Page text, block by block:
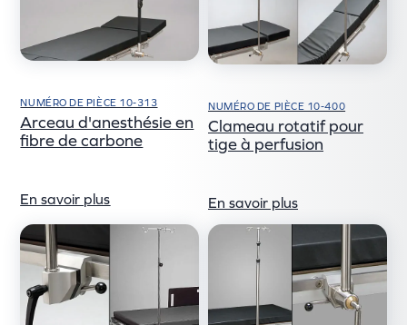
NUMÉRO DE PIÈCE 10-313
Arceau d'anesthésie en
fibre de carbone
En savoir plus
NUMÉRO DE PIÈCE 10-400
Clameau rotatif pour
tige à perfusion
En savoir plus